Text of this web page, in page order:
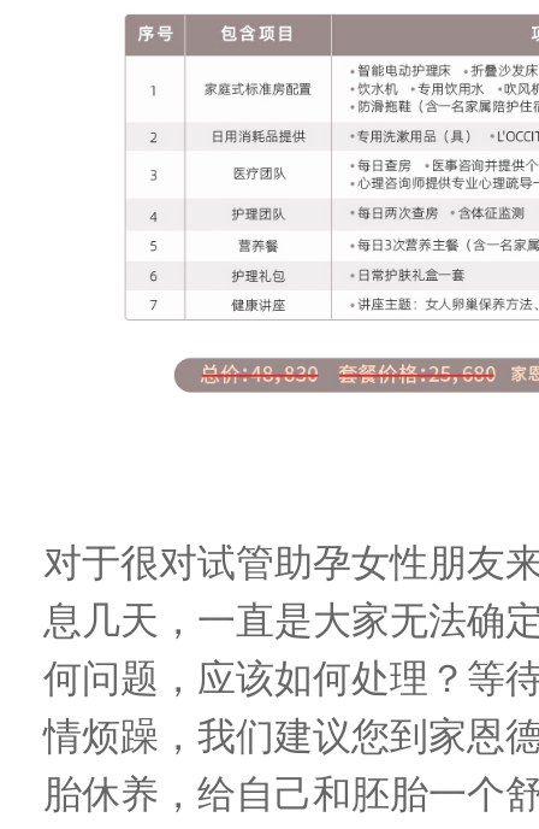
对于很对试管助孕女性朋友
息几天，一直是大家无法确
何问题，应该如何处理？等
情烦躁，我们建议您到家恩
胎休养，给自己和胚胎一个